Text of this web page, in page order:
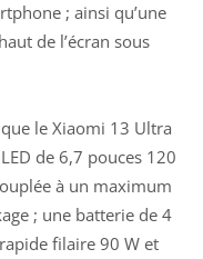
; ainsi qu’une
de l’écran sous
le Xiaomi 13 Ultra
de 6,7 pouces 120
à un maximum
; une batterie de 4
filaire 90 W et